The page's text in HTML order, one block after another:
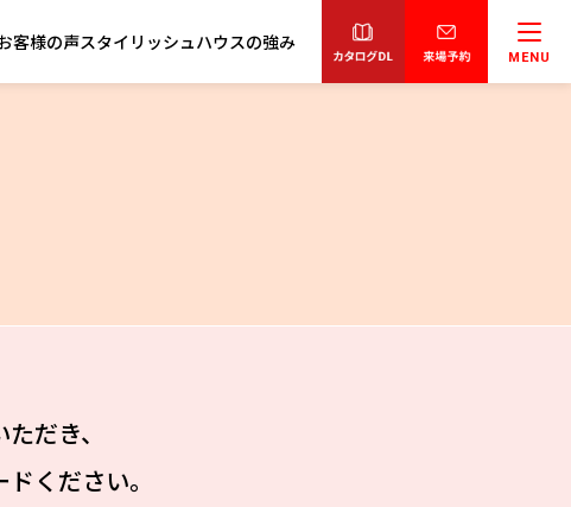
客様の声スタイリッシュハウスの強み
MENU
だき、
ください。